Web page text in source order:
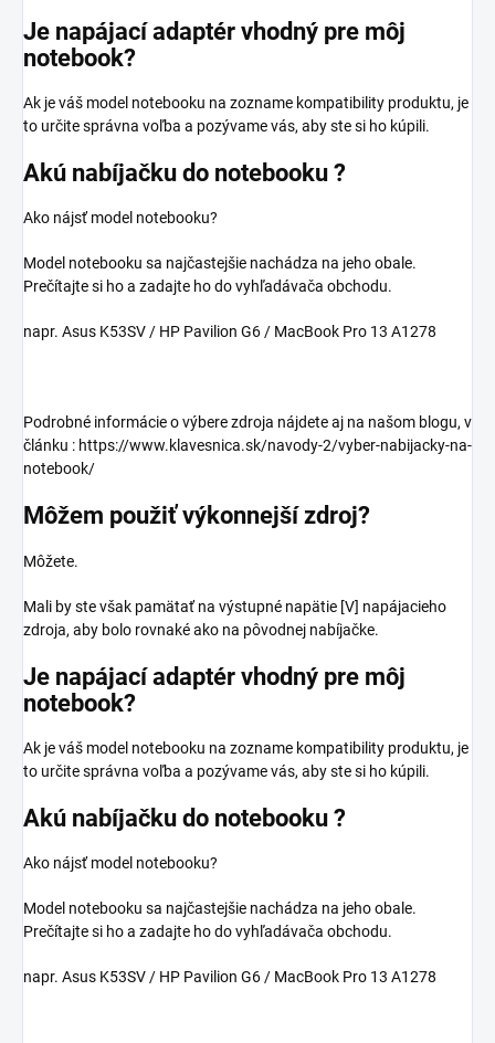
Je napájací adaptér vhodný pre môj
notebook?
Ak je váš model notebooku na zozname kompatibility produktu, je
to určite správna voľba a pozývame vás, aby ste si ho kúpili.
Akú nabíjačku do notebooku ?
Ako nájsť model notebooku?
Model notebooku sa najčastejšie nachádza na jeho obale.
Prečítajte si ho a zadajte ho do vyhľadávača obchodu.
napr. Asus K53SV / HP Pavilion G6 / MacBook Pro 13 A1278
Podrobné informácie o výbere zdroja nájdete aj na našom blogu, v
článku : https://www.klavesnica.sk/navody-2/vyber-nabijacky-na-
notebook/
Môžem použiť výkonnejší zdroj?
Môžete.
Mali by ste však pamätať na výstupné napätie [V] napájacieho
zdroja, aby bolo rovnaké ako na pôvodnej nabíjačke.
Je napájací adaptér vhodný pre môj
notebook?
Ak je váš model notebooku na zozname kompatibility produktu, je
to určite správna voľba a pozývame vás, aby ste si ho kúpili.
Akú nabíjačku do notebooku ?
Ako nájsť model notebooku?
Model notebooku sa najčastejšie nachádza na jeho obale.
Prečítajte si ho a zadajte ho do vyhľadávača obchodu.
napr. Asus K53SV / HP Pavilion G6 / MacBook Pro 13 A1278